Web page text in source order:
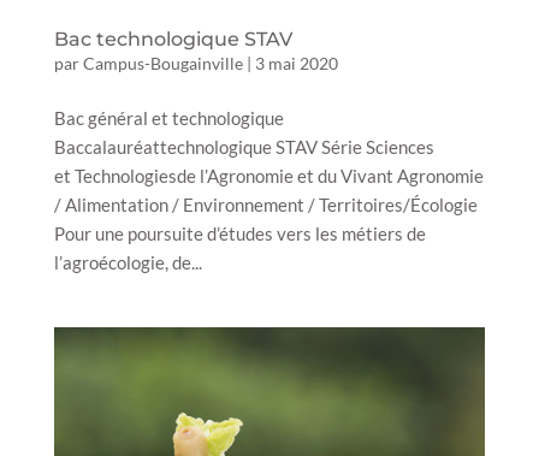
Bac technologique STAV
parCampus-Bougainville| 3 mai 2020
Bac général et technologique
Baccalauréattechnologique STAV Série Sciences
et Technologiesde l’Agronomie et du Vivant Agronomie
/ Alimentation / Environnement / Territoires/Écologie
Pour une poursuite d’études vers les métiers de
l’agroécologie, de...